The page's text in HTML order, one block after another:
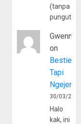
(tanpa
Gwenny
on
Bestie
Tapi
30/03/
Halo
kak, ini